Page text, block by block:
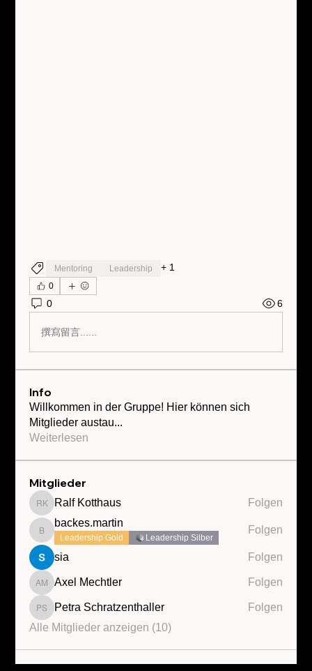
Mentoring Leadership + 1
0
0 6
撰寫留言......
Info
Willkommen in der Gruppe! Hier können sich
Mitglieder austau...
Weiterlesen
Mitglieder
Ralf Kotthaus
Ralf Kotthaus Folgen
backes.martin
backes.martin
Leadership Gold Leadership Silber
Folgen
sia Folgen
Axel Mechtler
Axel Mechtler Folgen
Petra Schratzenthaller
Petra Schratzenthaller
Folgen
Alle Mitglieder anzeigen (10)